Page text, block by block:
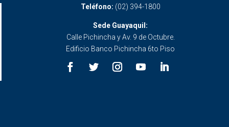
Teléfono: (02) 394-1800
Sede Guayaquil:
Calle Pichincha y Av. 9 de Octubre.
Edificio Banco Pichincha 6to Piso